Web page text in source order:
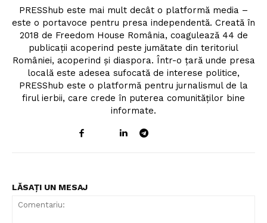
PRESShub este mai mult decât o platformă media –
este o portavoce pentru presa independentă. Creată în
2018 de Freedom House România, coagulează 44 de
publicații acoperind peste jumătate din teritoriul
României, acoperind și diaspora. Într-o țară unde presa
locală este adesea sufocată de interese politice,
PRESShub este o platformă pentru jurnalismul de la
firul ierbii, care crede în puterea comunităților bine
informate.
LĂSAȚI UN MESAJ